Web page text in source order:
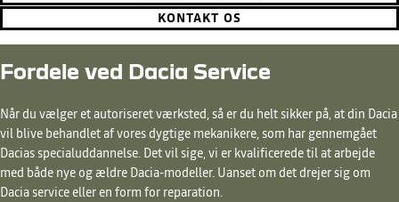
KONTAKT OS
Fordele ved Dacia Service
Når du vælger et autoriseret værksted, så er du helt sikker på, at din Dacia
vil blive behandlet af vores dygtige mekanikere, som har gennemgået
Dacias specialuddannelse. Det vil sige, vi er kvalificerede til at arbejde
med både nye og ældre Dacia-modeller. Uanset om det drejer sig om
Dacia service eller en form for reparation.